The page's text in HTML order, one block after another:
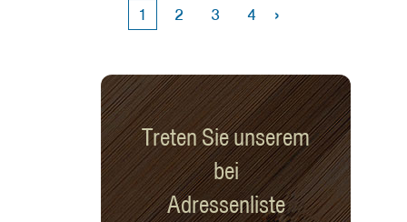
1 2 3 4 ›
Treten Sie unserem
bei
Adressenliste